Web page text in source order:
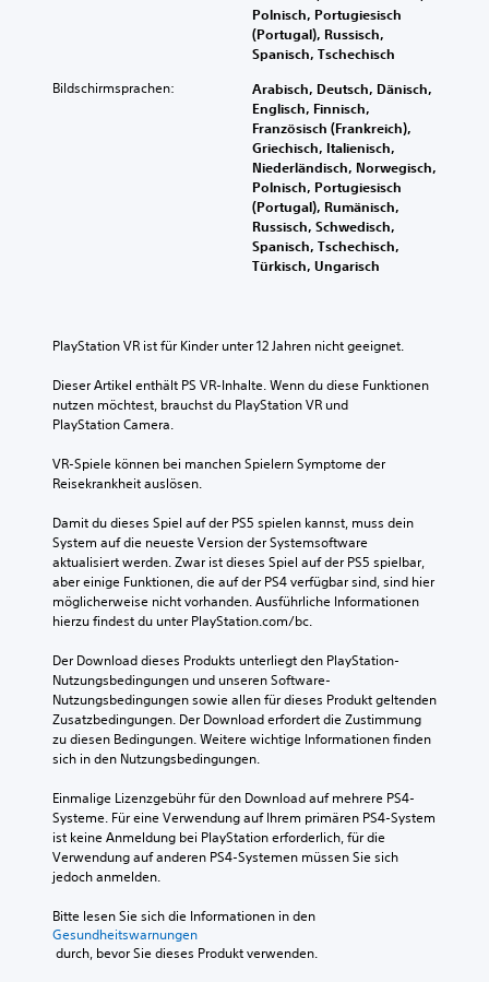
Polnisch, Portugiesisch
(Portugal), Russisch,
Spanisch, Tschechisch
Bildschirmsprachen:
Arabisch, Deutsch, Dänisch,
Englisch, Finnisch,
Französisch (Frankreich),
Griechisch, Italienisch,
Niederländisch, Norwegisch,
Polnisch, Portugiesisch
(Portugal), Rumänisch,
Russisch, Schwedisch,
Spanisch, Tschechisch,
Türkisch, Ungarisch
PlayStation VR ist für Kinder unter 12 Jahren nicht geeignet.
Dieser Artikel enthält PS VR-Inhalte. Wenn du diese Funktionen
nutzen möchtest, brauchst du PlayStation VR und
PlayStation Camera.
VR-Spiele können bei manchen Spielern Symptome der
Reisekrankheit auslösen.
Damit du dieses Spiel auf der PS5 spielen kannst, muss dein
System auf die neueste Version der Systemsoftware
aktualisiert werden. Zwar ist dieses Spiel auf der PS5 spielbar,
aber einige Funktionen, die auf der PS4 verfügbar sind, sind hier
möglicherweise nicht vorhanden. Ausführliche Informationen
hierzu findest du unter PlayStation.com/bc.
Der Download dieses Produkts unterliegt den PlayStation-
Nutzungsbedingungen und unseren Software-
Nutzungsbedingungen sowie allen für dieses Produkt geltenden
Zusatzbedingungen. Der Download erfordert die Zustimmung
zu diesen Bedingungen. Weitere wichtige Informationen finden
sich in den Nutzungsbedingungen.
Einmalige Lizenzgebühr für den Download auf mehrere PS4-
Systeme. Für eine Verwendung auf Ihrem primären PS4-System
ist keine Anmeldung bei PlayStation erforderlich, für die
Verwendung auf anderen PS4-Systemen müssen Sie sich
jedoch anmelden.
Bitte lesen Sie sich die Informationen in den
Gesundheitswarnungen
durch, bevor Sie dieses Produkt verwenden.